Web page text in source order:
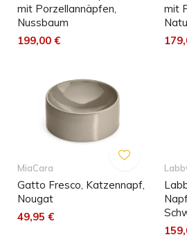
mit Porzellannäpfen,
Nussbaum
199,00 €
mit
MiaCara
Gatto Fresco, Katzennapf,
Nougat
49,95 €